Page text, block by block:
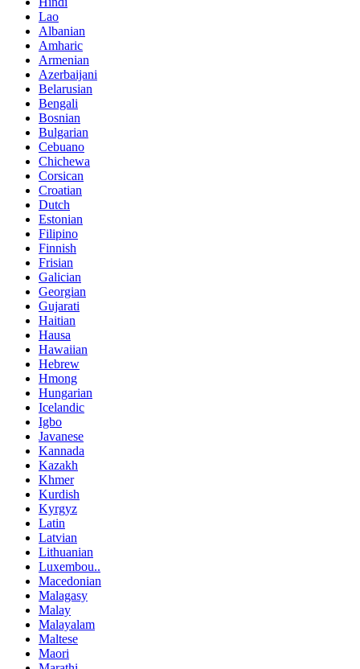
Lao
Albanian
Amharic
Armenian
Azerbaijani
Belarusian
Bengali
Bosnian
Bulgarian
Cebuano
Chichewa
Corsican
Croatian
Dutch
Estonian
Filipino
Finnish
Frisian
Galician
Georgian
Gujarati
Haitian
Hausa
Hawaiian
Hebrew
Hmong
Hungarian
Icelandic
Igbo
Javanese
Kannada
Kazakh
Khmer
Kurdish
Kyrgyz
Latin
Latvian
Lithuanian
Luxembou..
Macedonian
Malagasy
Malay
Malayalam
Maltese
Maori